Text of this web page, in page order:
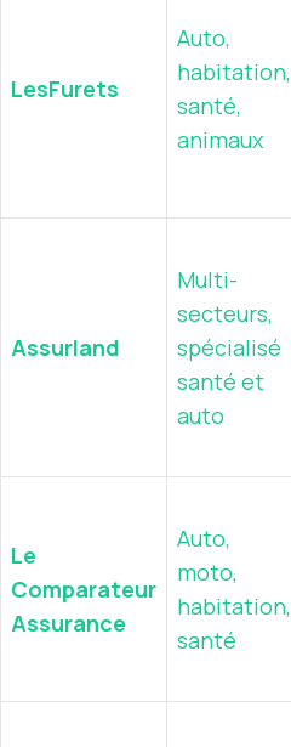
LesFurets
Auto,
habitation,
santé,
animaux
Assurland
Multi-
secteurs,
spécialisé
santé et
auto
Le
Comparateur
Assurance
Auto,
moto,
habitation,
santé